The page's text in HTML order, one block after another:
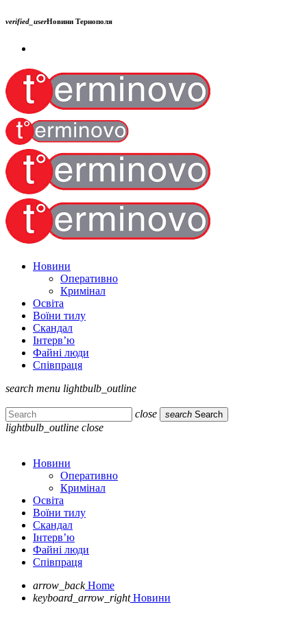
verified_userНовини Тернополя
Новини
Оперативно
Кримінал
Освіта
Воїни тилу
Скандал
Інтерв’ю
Файні люди
Співпраця
search menu lightbulb_outline
close search Search
lightbulb_outline close
Новини
Оперативно
Кримінал
Освіта
Воїни тилу
Скандал
Інтерв’ю
Файні люди
Співпраця
arrow_back Home
keyboard_arrow_right Новини